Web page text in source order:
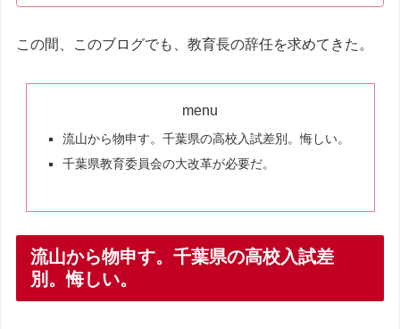
この間、このブログでも、教育長の辞任を求めてきた。
menu
流山から物申す。千葉県の高校入試差別。悔しい。
千葉県教育委員会の大改革が必要だ。
流山から物申す。千葉県の高校入試差
別。悔しい。